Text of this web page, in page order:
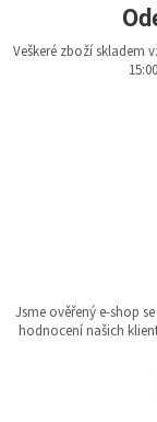
Veškeré zboží skladem
Jsme ověřený e-shop
hodnocení našich